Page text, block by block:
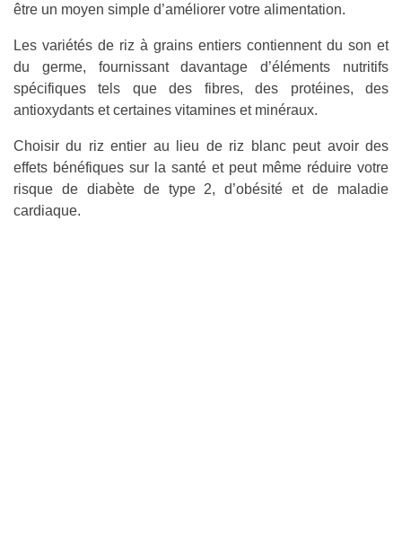
être un moyen simple d’améliorer votre alimentation.
Les variétés de riz à grains entiers contiennent du son et
du germe, fournissant davantage d’éléments nutritifs
spécifiques tels que des fibres, des protéines, des
antioxydants et certaines vitamines et minéraux.
Choisir du riz entier au lieu de riz blanc peut avoir des
effets bénéfiques sur la santé et peut même réduire votre
risque de diabète de type 2, d’obésité et de maladie
cardiaque.